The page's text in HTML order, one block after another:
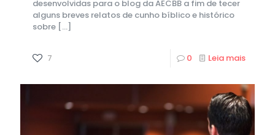
desenvolvidas para o blog da AECBB a fim de tecer
alguns breves relatos de cunho bíblico e histórico
sobre […]
7 0 Leia mais